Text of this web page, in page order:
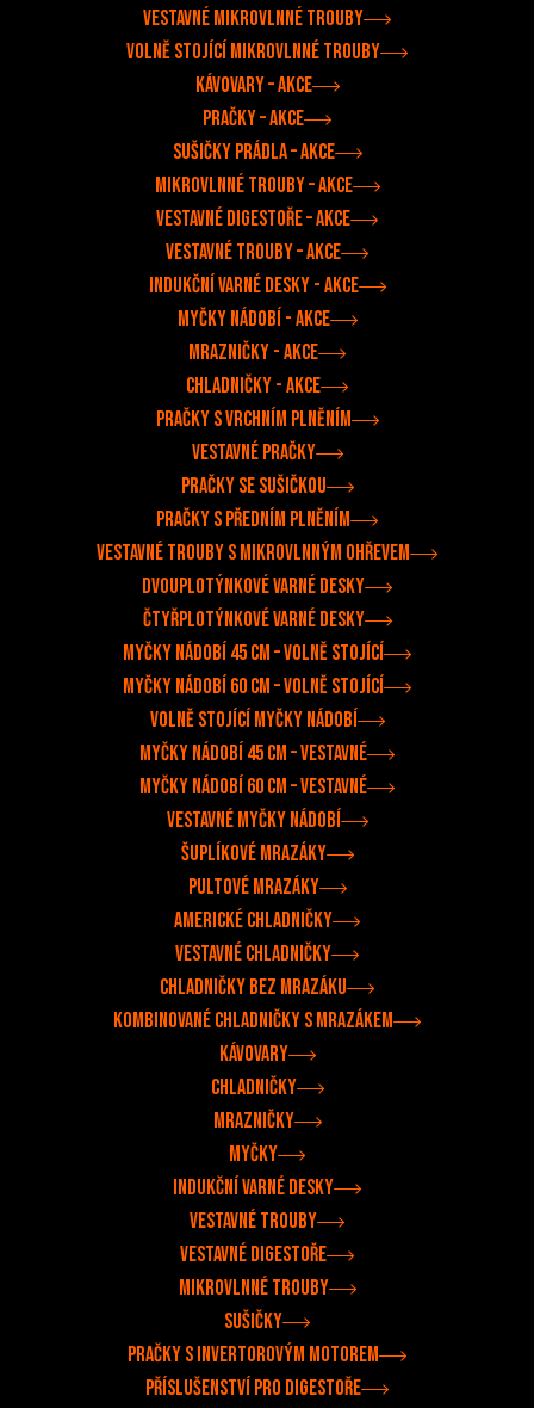
Vestavné mikrovlnné trouby
Volně stojící mikrovlnné trouby
Kávovary –⁠ akce
Pračky –⁠ akce
Sušičky prádla –⁠ akce
Mikrovlnné trouby –⁠ akce
Vestavné digestoře –⁠⁠ akce
Vestavné trouby –⁠ akce
Indukční varné desky - akce
Myčky nádobí - akce
Mrazničky - akce
Chladničky - akce
Pračky s vrchním plněním
Vestavné pračky
Pračky se sušičkou
Pračky s předním plněním
Vestavné trouby s mikrovlnným ohřevem
Dvouplotýnkové varné desky
Čtyřplotýnkové varné desky
Myčky nádobí 45 cm – volně stojící
Myčky nádobí 60 cm – volně stojící
Volně stojící myčky nádobí
Myčky nádobí 45 cm – vestavné
Myčky nádobí 60 cm – vestavné
Vestavné myčky nádobí
Šuplíkové mrazáky
Pultové mrazáky
Americké chladničky
Vestavné chladničky
Chladničky bez mrazáku
Kombinované chladničky s mrazákem
Kávovary
Chladničky
Mrazničky
Myčky
Indukční varné desky
Vestavné trouby
Vestavné digestoře
Mikrovlnné trouby
Sušičky
Pračky s invertorovým motorem
Příslušenství pro digestoře